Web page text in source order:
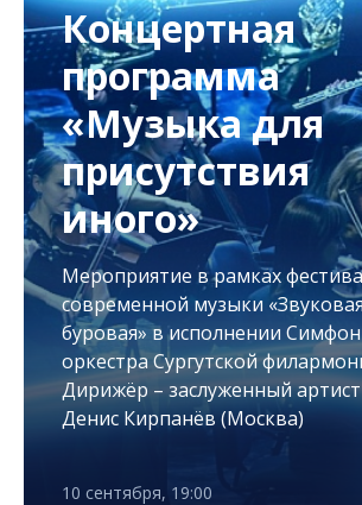
Концертная
программа
«Музыка для
присутствия
иного»
Мероприятие в рамках
современной музыки
буровая» в исполнении
оркестра Сургутской
Дирижёр – заслуженный
Денис Кирпанёв (Москва)
10 сентября, 19:00